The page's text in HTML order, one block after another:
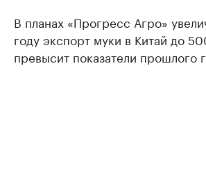
В планах «Прогресс Агро»
году экспорт муки в Китай до
превысит показатели прошлого